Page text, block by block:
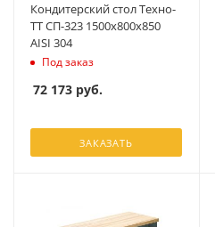
Кондитерский стол Техно-
ТТ СП-323 1500х800х850
AISI 304
Под заказ
72 173 руб.
ЗАКАЗАТЬ